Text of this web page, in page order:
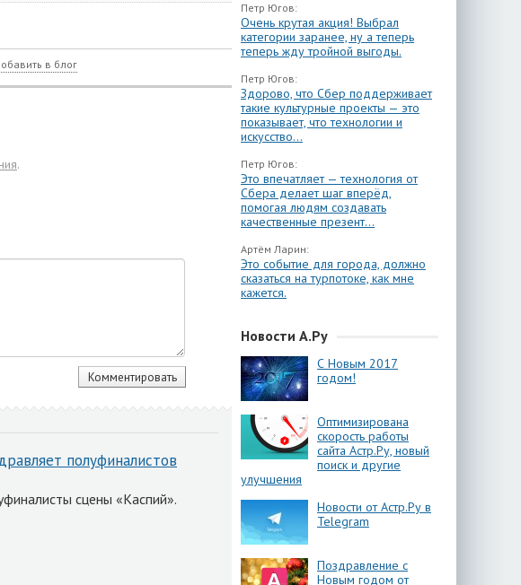
в блог
.
полуфиналистов
сцены «Каспий».
Петр Югов:
Очень крутая акция! Выбрал
категории заранее, ну а теперь
теперь жду тройной выгоды.
Петр Югов:
Здорово, что Сбер поддерживает
такие культурные проекты — это
показывает, что технологии и
искусство...
Петр Югов:
Это впечатляет — технология от
Сбера делает шаг вперёд,
помогая людям создавать
качественные презент...
Артём Ларин:
Это событие для города, должно
сказаться на турпотоке, как мне
кажется.
Новости А.Ру
С Новым 2017
годом!
Оптимизирована
скорость работы
сайта Астр.Ру, новый
поиск и другие
улучшения
Новости от Астр.Ру в
Telegram
Поздравление с
Новым годом от